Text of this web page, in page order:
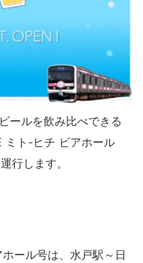
ールを飲み比べできる
ミト-ヒチ ビアホール
行します。
ール号は、水戸駅～日